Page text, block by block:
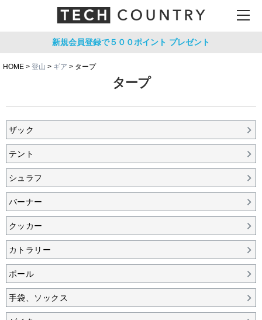
新規会員登録で５００ポイント プレゼント
HOME 登山 ギア タープ
タープ
ザック
テント
シュラフ
バーナー
クッカー
カトラリー
ポール
手袋、ソックス